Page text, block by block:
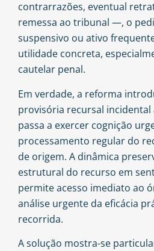
contrarrazões, eventual
remessa ao tribunal —, o
suspensivo ou ativo
utilidade concreta,
cautelar penal.
Em verdade, a reforma
provisória recursal incidental
passa a exercer cognição
processamento regular do
de origem. A dinâmica
estrutural do recurso em
permite acesso imediato ao
análise urgente da eficácia
recorrida.
A solução mostra-se